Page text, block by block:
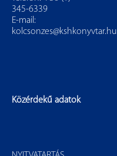
345-6339
E-mail:
kolcsonzes@kshkonyvtar.hu
Közérdekű adatok